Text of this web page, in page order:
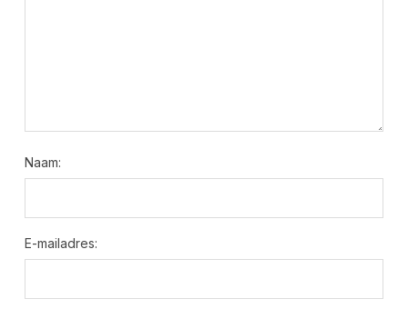
Naam:
E-mailadres: